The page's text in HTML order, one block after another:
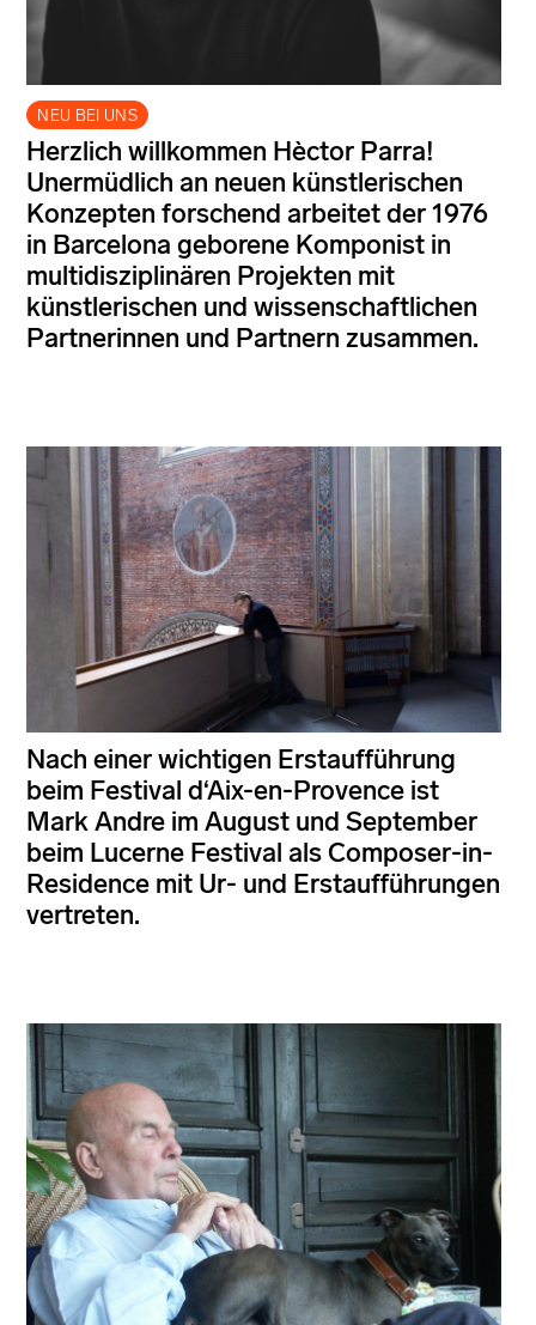
NEU BEI UNS
Herzlich willkommen Hèctor Parra!
Unermüdlich an neuen künstlerischen
Konzepten forschend arbeitet der 1976
in Barcelona geborene Komponist in
multidisziplinären Projekten mit
künstlerischen und wissenschaftlichen
Partnerinnen und Partnern zusammen.
Nach einer wichtigen Erstaufführung
beim Festival d‘Aix-en-Provence ist
Mark Andre im August und September
beim Lucerne Festival als Composer-in-
Residence mit Ur- und Erstaufführungen
vertreten.